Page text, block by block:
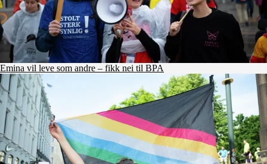
Emina vil leve som andre – fikk nei til BPA